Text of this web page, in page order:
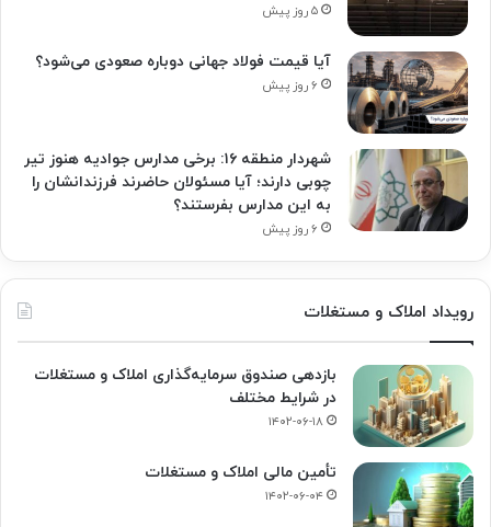
۵ روز پیش
آیا قیمت فولاد جهانی دوباره صعودی می‌شود؟
۶ روز پیش
شهردار منطقه ۱۶: برخی مدارس جوادیه هنوز تیر
چوبی دارند؛ آیا مسئولان حاضرند فرزندانشان را
به این مدارس بفرستند؟
۶ روز پیش
رویداد املاک و مستغلات
بازدهی صندوق سرمایه‌گذاری املاک و مستغلات
در شرایط مختلف
۱۴۰۲-۰۶-۱۸
تأمین مالی املاک و مستغلات
۱۴۰۲-۰۶-۰۴